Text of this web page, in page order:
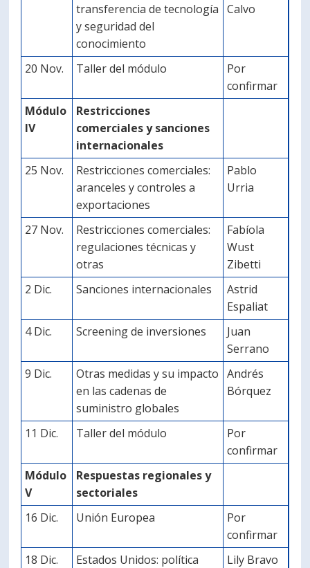
transferencia de tecnología
y seguridad del
conocimiento
Calvo
20 Nov. Taller del módulo
Por
confirmar
Módulo
IV
Restricciones
comerciales y sanciones
internacionales
25 Nov.
Restricciones comerciales:
aranceles y controles a
exportaciones
Pablo
Urria
27 Nov.
Restricciones comerciales:
regulaciones técnicas y
otras
Fabíola
Wust
Zibetti
2 Dic.
Sanciones internacionales
Astrid
Espaliat
4 Dic.
Screening de inversiones
Juan
Serrano
9 Dic.
Otras medidas y su impacto
en las cadenas de
suministro globales
Andrés
Bórquez
11 Dic. Taller del módulo
Por
confirmar
Módulo
V
Respuestas regionales y
sectoriales
16 Dic.
Unión Europea
Por
confirmar
18 Dic.
Estados Unidos: política
Lily Bravo